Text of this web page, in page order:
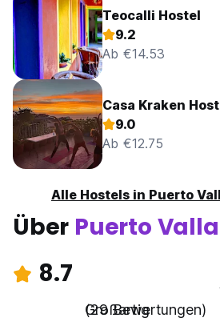
Teocalli Hostel
9.2
Ab €14.53
Casa Kraken
9.0
Ab €12.75
Alle Hostels in Puerto
Über Puerto
8.7
Großartig
(29 Bewertungen)